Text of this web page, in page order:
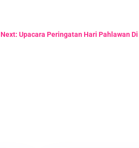
Next: Upacara Peringatan Hari Pahlawan